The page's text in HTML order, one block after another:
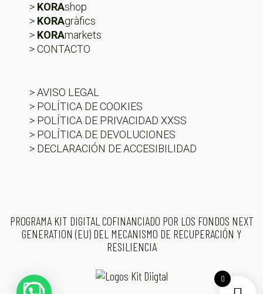
> KORAshop
> KORAgràfics
> KORAmarkets
> CONTACTO
> AVISO LEGAL
> POLÍTICA DE COOKIES
> POLÍTICA DE PRIVACIDAD XXSS
> POLÍTICA DE DEVOLUCIONES
> DECLARACIÓN DE ACCESIBILIDAD
PROGRAMA KIT DIGITAL COFINANCIADO POR LOS FONDOS NEXT
GENERATION (EU) DEL MECANISMO DE RECUPERACIÓN Y
RESILIENCIA
0